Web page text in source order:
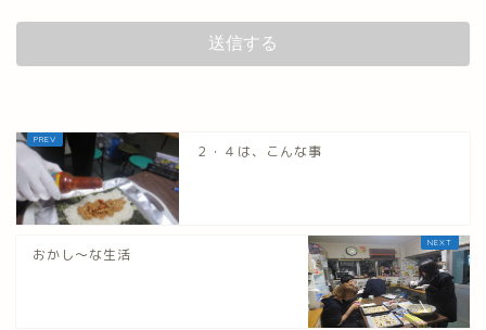
２・４は、こんな事
おかし～な生活